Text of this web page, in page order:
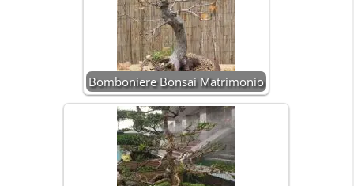
Bomboniere Bonsai Matrimonio